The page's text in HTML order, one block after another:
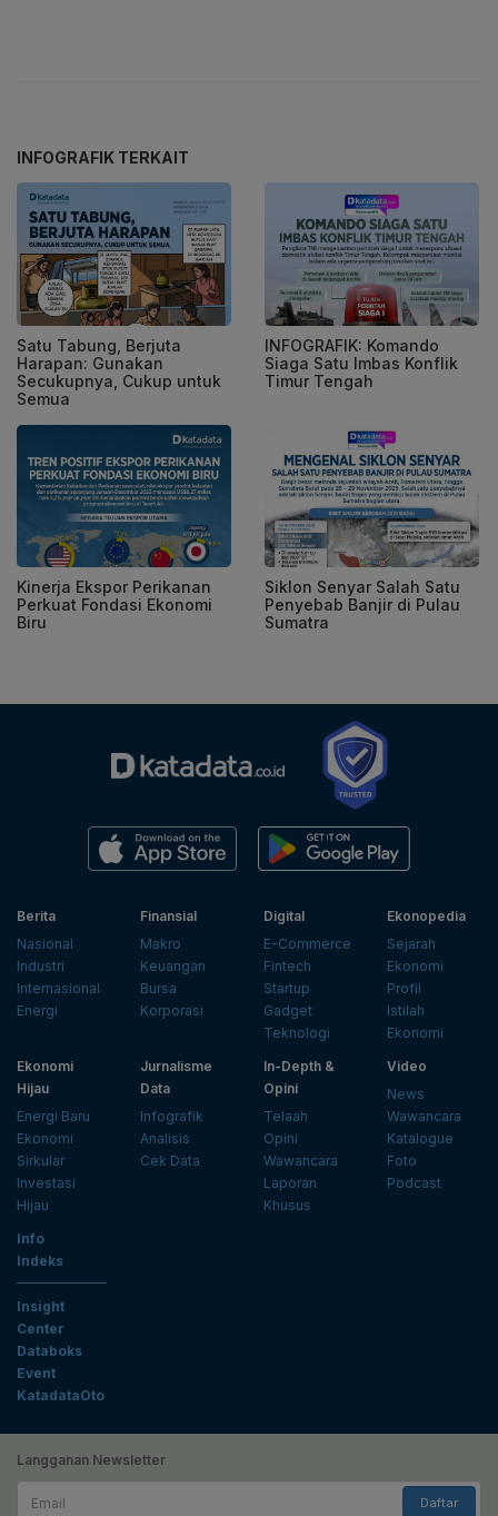
INFOGRAFIK TERKAIT
Satu Tabung, Berjuta
Harapan: Gunakan
Secukupnya, Cukup untuk
Semua
INFOGRAFIK: Komando
Siaga Satu Imbas Konflik
Timur Tengah
Kinerja Ekspor Perikanan
Perkuat Fondasi Ekonomi
Biru
Siklon Senyar Salah Satu
Penyebab Banjir di Pulau
Sumatra
Berita
Nasional
Industri
Internasional
Energi
Finansial
Makro
Keuangan
Bursa
Korporasi
Digital
E-Commerce
Fintech
Startup
Gadget
Teknologi
Ekonopedia
Sejarah
Ekonomi
Profil
Istilah
Ekonomi
Ekonomi
Hijau
Energi Baru
Ekonomi
Sirkular
Investasi
Hijau
Jurnalisme
Data
Infografik
Analisis
Cek Data
In-Depth &
Opini
Telaah
Opini
Wawancara
Laporan
Khusus
Video
News
Wawancara
Katalogue
Foto
Podcast
Info
Indeks
Insight
Center
Databoks
Event
KatadataOto
Langganan Newsletter
Daftar